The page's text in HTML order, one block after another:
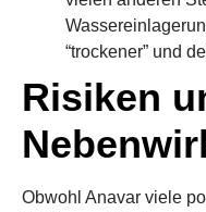
“trockener” und
Risiken
Obwohl Anavar viele